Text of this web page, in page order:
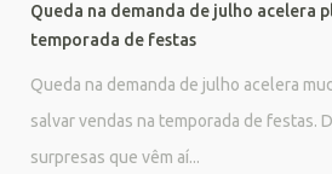
Queda na demanda de julho acelera
temporada de festas
Queda na demanda de julho acelera
salvar vendas na temporada de festas.
surpresas que vêm aí...